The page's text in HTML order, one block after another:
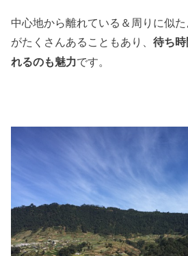
中心地から離れている＆周りに似
がたくさんあることもあり、待ち
れるのも魅力です。